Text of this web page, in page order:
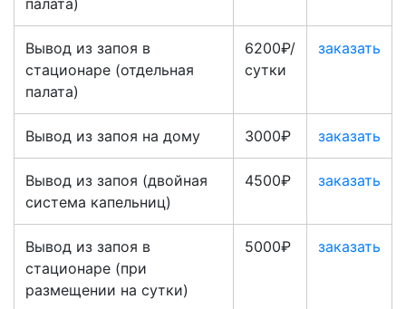
палата)
Вывод из запоя в
стационаре (отдельная
палата)
6200₽/
сутки
заказать
Вывод из запоя на дому 3000₽ заказать
Вывод из запоя (двойная
система капельниц)
4500₽ заказать
Вывод из запоя в
стационаре (при
размещении на сутки)
5000₽ заказать